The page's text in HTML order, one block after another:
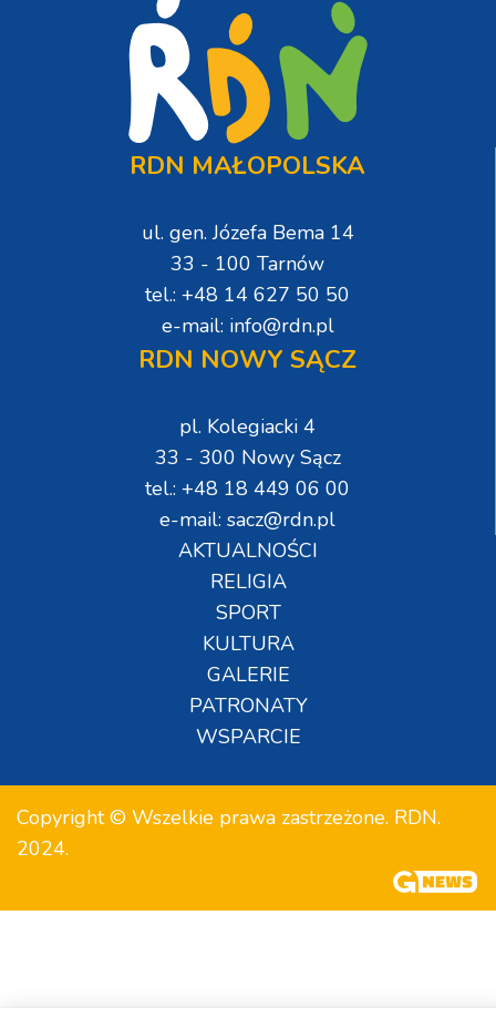
RDN MAŁOPOLSKA
ul. gen. Józefa Bema 14
33 - 100 Tarnów
tel.: +48 14 627 50 50
e-mail: info@rdn.pl
RDN NOWY SĄCZ
pl. Kolegiacki 4
33 - 300 Nowy Sącz
tel.: +48 18 449 06 00
e-mail: sacz@rdn.pl
AKTUALNOŚCI
RELIGIA
SPORT
KULTURA
GALERIE
PATRONATY
WSPARCIE
Copyright © Wszelkie prawa zastrzeżone. RDN.
2024.